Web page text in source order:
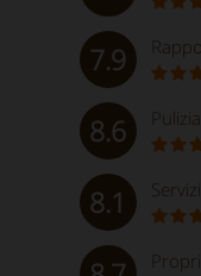
7.9
8.6
8.1